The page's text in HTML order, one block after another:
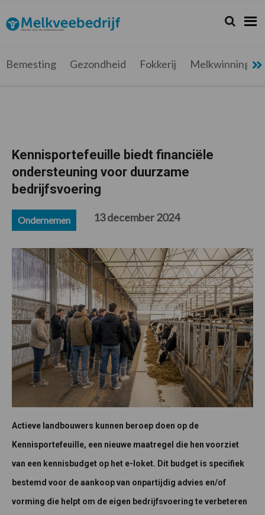
de
hoofdnavigatie
de
hoofd
de
eerste
de
voettekst
Melkveebedrijf.be
Nieuws
melkveehouder
Zoeken...
Zoek
Bemesting Gezondheid Fokkerij Melkwinning
Kennisportefeuille biedt financiële
ondersteuning voor duurzame
bedrijfsvoering
Ondernemen 13 december 2024
Actieve landbouwers kunnen beroep doen op de
Kennisportefeuille, een nieuwe maatregel die hen voorziet
van een kennisbudget op het e-loket. Dit budget is specifiek
bestemd voor de aankoop van onpartijdig advies en/of
vorming die helpt om de eigen bedrijfsvoering te verbeteren